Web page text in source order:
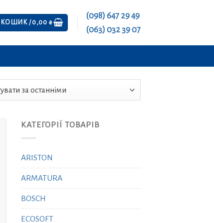
КОШИК /0,00 ₴
(098) 647 29 49
(063) 032 39 07
КАТЕГОРІЇ ТОВАРІВ
ARISTON
ARMATURA
BOSCH
ECOSOFT